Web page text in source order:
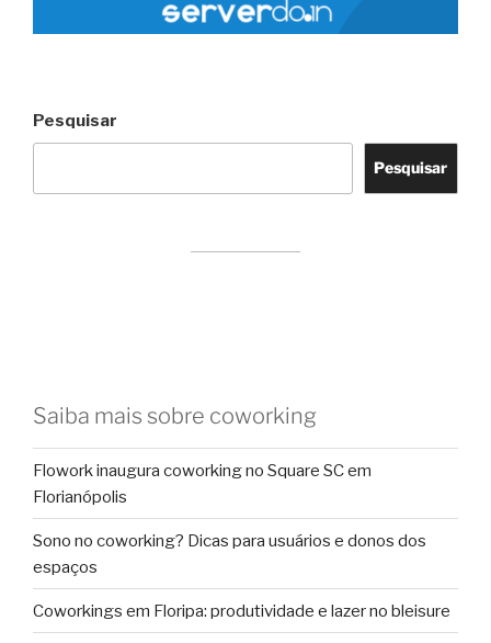
Pesquisar
Pesquisar
Saiba mais sobre coworking
Flowork inaugura coworking no Square SC em
Florianópolis
Sono no coworking? Dicas para usuários e donos dos
espaços
Coworkings em Floripa: produtividade e lazer no bleisure